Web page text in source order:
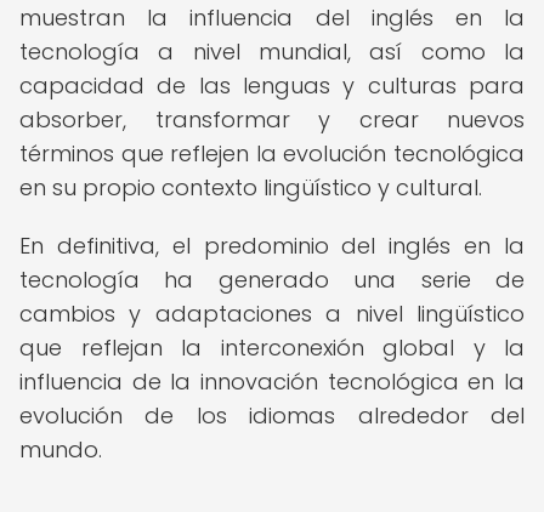
muestran la influencia del inglés en la
tecnología a nivel mundial, así como la
capacidad de las lenguas y culturas para
absorber, transformar y crear nuevos
términos que reflejen la evolución tecnológica
en su propio contexto lingüístico y cultural.
En definitiva, el predominio del inglés en la
tecnología ha generado una serie de
cambios y adaptaciones a nivel lingüístico
que reflejan la interconexión global y la
influencia de la innovación tecnológica en la
evolución de los idiomas alrededor del
mundo.